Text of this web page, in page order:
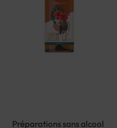
Préparations sans alcool